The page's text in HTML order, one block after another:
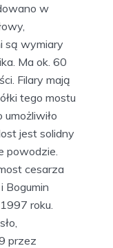
w
są wymiary
Ma ok. 60
Filary mają
tego mostu
jest solidny
powodzie.
cesarza
Bogumin
roku.
przez